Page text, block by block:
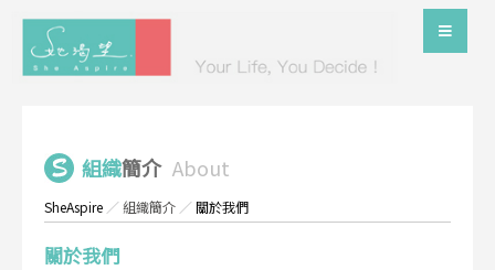
組織簡介 About
SheAspire ／組織簡介 ／關於我們
關於我們